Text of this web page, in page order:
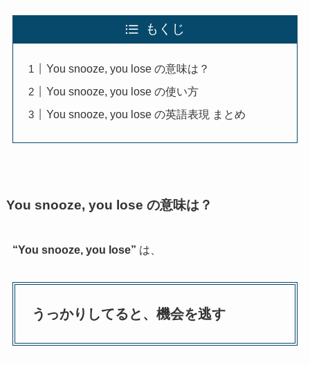
もくじ
You snooze, you lose の意味は？
You snooze, you lose の使い方
You snooze, you lose の英語表現 まとめ
You snooze, you lose の意味は？
“You snooze, you lose” は、
うっかりしてると、機会を逃す